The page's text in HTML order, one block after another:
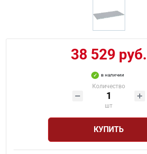
38 529 руб.
в наличии
Количество
шт
КУПИТЬ